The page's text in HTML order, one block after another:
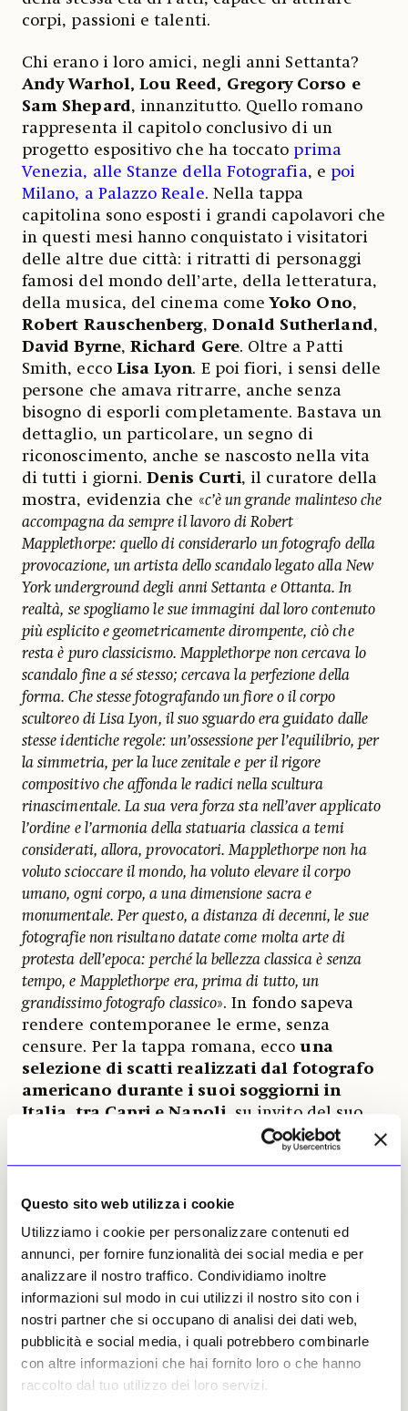
Questo sito web utilizza i cookie
Utilizziamo i cookie per personalizzare contenuti ed
annunci, per fornire funzionalità dei social media e per
analizzare il nostro traffico. Condividiamo inoltre
informazioni sul modo in cui utilizzi il nostro sito con i
nostri partner che si occupano di analisi dei dati web,
pubblicità e social media, i quali potrebbero combinarle
con altre informazioni che hai fornito loro o che hanno
raccolto dal tuo utilizzo dei loro servizi.
corpi, passioni e talenti.
Chi erano i loro amici, negli anni Settanta?
Andy Warhol, Lou Reed, Gregory Corso e
Sam Shepard, innanzitutto. Quello romano
rappresenta il capitolo conclusivo di un
progetto espositivo che ha toccato prima
Venezia, alle Stanze della Fotografia, e poi
Milano, a Palazzo Reale. Nella tappa
capitolina sono esposti i grandi capolavori che
in questi mesi hanno conquistato i visitatori
delle altre due città: i ritratti di personaggi
famosi del mondo dell’arte, della letteratura,
della musica, del cinema comeYoko Ono,
Robert Rauschenberg,Donald Sutherland,
David Byrne, Richard Gere. Oltre a Patti
Smith, ecco Lisa Lyon. E poi fiori, i sensi delle
persone che amava ritrarre, anche senza
bisogno di esporli completamente. Bastava un
dettaglio, un particolare, un segno di
riconoscimento, anche se nascosto nella vita
di tutti i giorni.Denis Curti, il curatore della
mostra, evidenzia che «c’è un grande malinteso che
accompagna da sempre il lavoro di Robert
Mapplethorpe: quello di considerarlo un fotografo della
provocazione, un artista dello scandalo legato alla New
York underground degli anni Settanta e Ottanta. In
realtà, se spogliamo le sue immagini dal loro contenuto
più esplicito e geometricamente dirompente, ciò che
resta è puro classicismo. Mapplethorpe non cercava lo
scandalo fine a sé stesso; cercava la perfezione della
forma. Che stesse fotografando un fiore o il corpo
scultoreo di Lisa Lyon, il suo sguardo era guidato dalle
stesse identiche regole: un’ossessione per l’equilibrio, per
la simmetria, per la luce zenitale e per il rigore
compositivo che affonda le radici nella scultura
rinascimentale. La sua vera forza sta nell’aver applicato
l’ordine e l’armonia della statuaria classica a temi
considerati, allora, provocatori. Mapplethorpe non ha
voluto scioccare il mondo, ha voluto elevare il corpo
umano, ogni corpo, a una dimensione sacra e
monumentale. Per questo, a distanza di decenni, le sue
fotografie non risultano datate come molta arte di
protesta dell’epoca: perché la bellezza classica è senza
tempo, e Mapplethorpe era, prima di tutto, un
grandissimo fotografo classico». In fondo sapeva
rendere contemporanee le erme, senza
censure. Per la tappa romana, eccouna
selezione di scatti realizzati dal fotografo
americano durante i suoi soggiorni in
Italia, tra Capri e Napoli , su invito del suo
che gli chiese di
partecipare, dopo il terremoto che colpì
Mapplethorpe aderì con slancio all’iniziativa
i quali sono da ricordare Warhol, Cragg,
Cucchi, Fabro, Kiefer, Kounellis, Paolini,
La mostra è progettata per essere fruibile ai